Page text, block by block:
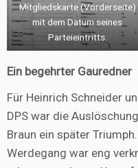
Mitgliedskarte (Vorderseite)
mit dem Datum seines
Parteieintritts.
Ein begehrter Gauredner
Für Heinrich Schneider
DPS war die
Braun ein später
Werdegang war eng